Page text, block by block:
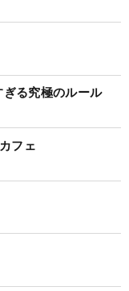
る究極のルール
フェ